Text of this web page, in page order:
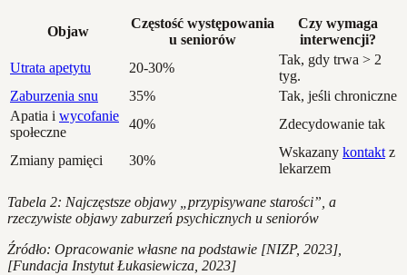
Objaw
Częstość występowania
u seniorów
Czy wymaga
interwencji?
Utrata apetytu
20-30%
Tak, gdy trwa > 2
tyg.
Zaburzenia snu
35%
Tak, jeśli chroniczne
Apatia i wycofanie
społeczne
40% Zdecydowanie tak
Zmiany pamięci 30%
Wskazany kontakt z
lekarzem
Tabela 2: Najczęstsze objawy „przypisywane starości”, a
rzeczywiste objawy zaburzeń psychicznych u seniorów
Źródło: Opracowanie własne na podstawie [NIZP, 2023],
[Fundacja Instytut Łukasiewicza, 2023]